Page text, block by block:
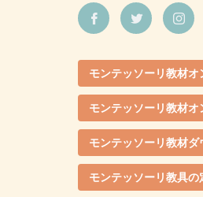
モンテッソーリ教材オ
モンテッソーリ教材オ
モンテッソーリ教材ダ
モンテッソーリ教具